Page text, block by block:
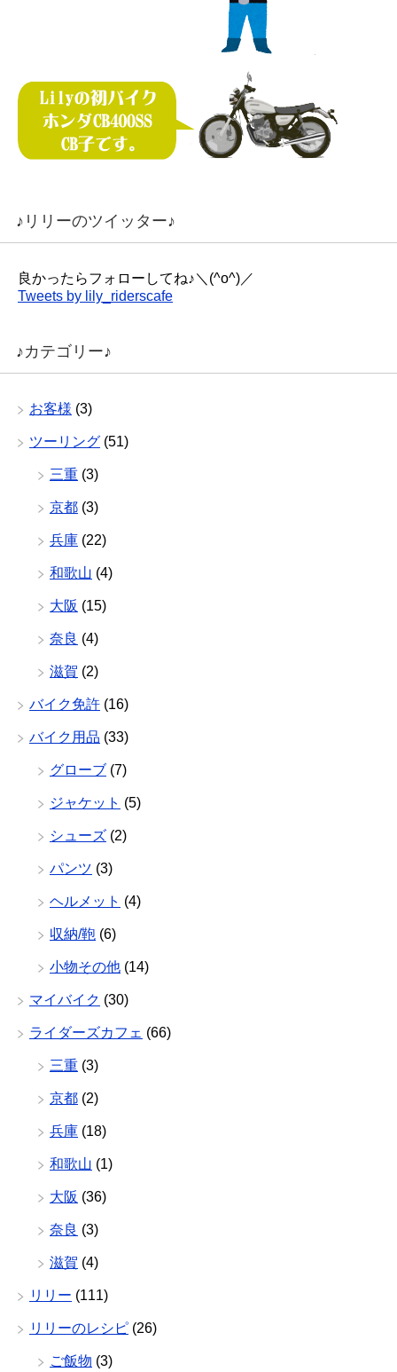
♪リリーのツイッター♪
良かったらフォローしてね♪＼(^o^)／
Tweets by lily_riderscafe
♪カテゴリー♪
お客様 (3)
ツーリング (51)
三重 (3)
京都 (3)
兵庫 (22)
和歌山 (4)
大阪 (15)
奈良 (4)
滋賀 (2)
バイク免許 (16)
バイク用品 (33)
グローブ (7)
ジャケット (5)
シューズ (2)
パンツ (3)
ヘルメット (4)
収納/鞄 (6)
小物その他 (14)
マイバイク (30)
ライダーズカフェ (66)
三重 (3)
京都 (2)
兵庫 (18)
和歌山 (1)
大阪 (36)
奈良 (3)
滋賀 (4)
リリー (111)
リリーのレシピ (26)
ご飯物 (3)